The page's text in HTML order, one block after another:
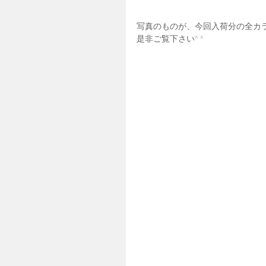
写真のものが、今回入荷分の全カ
是非ご覧下さい^ ^